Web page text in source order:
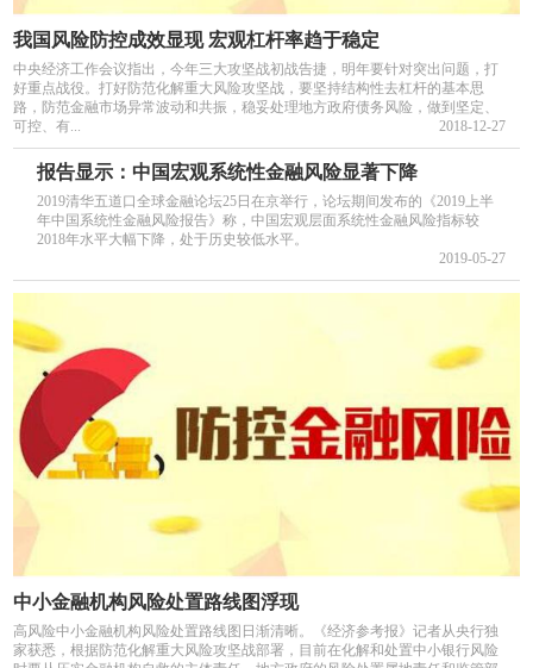
我国风险防控成效显现 宏观杠杆率趋于稳定
中央经济工作会议指出，今年三大攻坚战初战告捷，明年要针对突出问题，打
好重点战役。打好防范化解重大风险攻坚战，要坚持结构性去杠杆的基本思
路，防范金融市场异常波动和共振，稳妥处理地方政府债务风险，做到坚定、
可控、有...
2018-12-27
报告显示：中国宏观系统性金融风险显著下降
2019清华五道口全球金融论坛25日在京举行，论坛期间发布的《2019上半
年中国系统性金融风险报告》称，中国宏观层面系统性金融风险指标较
2018年水平大幅下降，处于历史较低水平。
2019-05-27
中小金融机构风险处置路线图浮现
高风险中小金融机构风险处置路线图日渐清晰。《经济参考报》记者从央行独
家获悉，根据防范化解重大风险攻坚战部署，目前在化解和处置中小银行风险